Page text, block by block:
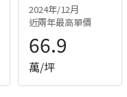
2024年/12月
近兩年最高單價
66.9
萬/坪